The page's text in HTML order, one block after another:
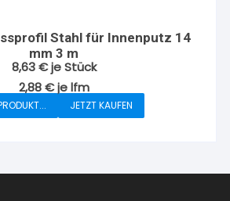
Stahl für Innenputz 14
mm 3 m
8,63€je Stück
2,88€jelfm
JETZT KAUFEN